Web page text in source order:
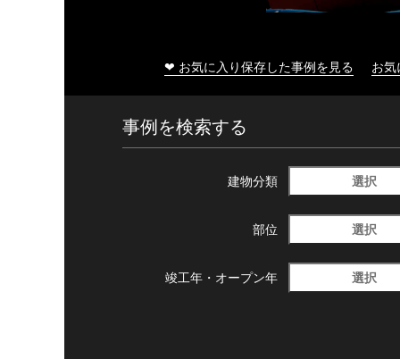
❤ お気に入り保存した事例を見る お
事例を検索する
建物分類 選択
部位 選択
竣工年・ オープン年 選択